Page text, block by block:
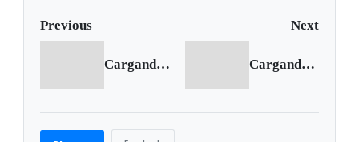
Previous Next
Cargando anterior... Cargando siguiente...